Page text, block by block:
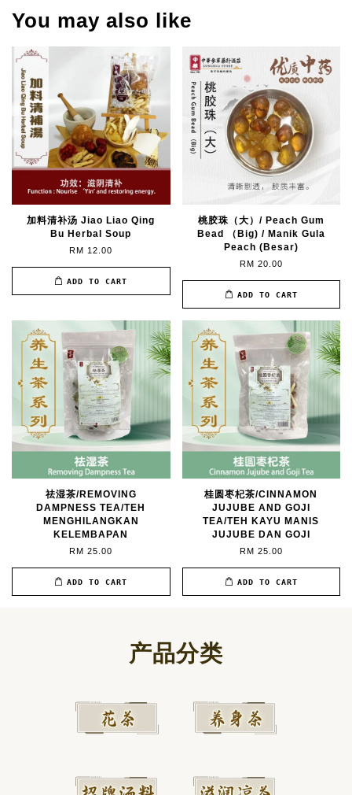
You may also like
加料清补汤 Jiao Liao Qing
Bu Herbal Soup
RM 12.00
ADD TO CART
桃胶珠（大）/ Peach Gum
Bead （Big) / Manik Gula
Peach (Besar)
RM 20.00
ADD TO CART
祛湿茶/REMOVING
DAMPNESS TEA/TEH
MENGHILANGKAN
KELEMBAPAN
RM 25.00
ADD TO CART
桂圆枣杞茶/CINNAMON
JUJUBE AND GOJI
TEA/TEH KAYU MANIS
JUJUBE DAN GOJI
RM 25.00
ADD TO CART
产品分类